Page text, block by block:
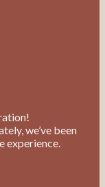
of inspiration!
lately, we’ve
the experience.